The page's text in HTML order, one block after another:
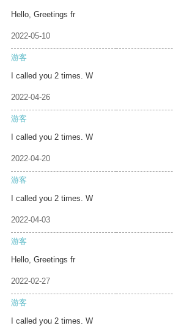
Hello, Greetings fr
2022-05-10
游客
I called you 2 times. W
2022-04-26
游客
I called you 2 times. W
2022-04-20
游客
I called you 2 times. W
2022-04-03
游客
Hello, Greetings fr
2022-02-27
游客
I called you 2 times. W